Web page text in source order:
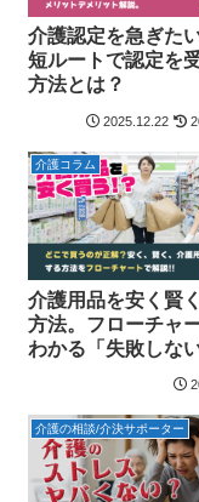
介護認定を急ぎた
短ルートで認定を
方法とは？
2025.12.22
介護コラム
介護用品を安く賢
方法。フローチャ
わかる「失敗しな
介護の相談/介決サポーター